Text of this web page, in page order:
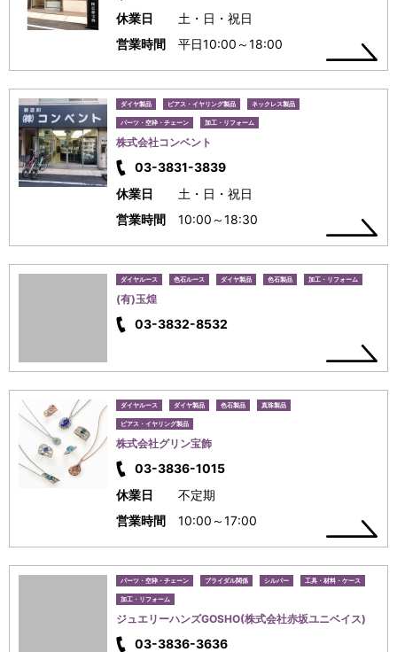
休業日
土・日・祝日
営業時間
平日10:00～18:00
ダイヤ製品 ピアス・イヤリング製品 ネックレス製品
パーツ・空枠・チェーン 加工・リフォーム
株式会社コンベント
03-3831-3839
休業日
土・日・祝日
営業時間
10:00～18:30
ダイヤルース 色石ルース ダイヤ製品 色石製品 加工・リフォーム
(有)玉煌
03-3832-8532
ダイヤルース ダイヤ製品 色石製品 真珠製品
ピアス・イヤリング製品
株式会社グリン宝飾
03-3836-1015
休業日
不定期
営業時間
10:00～17:00
パーツ・空枠・チェーン ブライダル関係 シルバー 工具・材料・ケース
加工・リフォーム
ジュエリーハンズGOSHO(株式会社赤坂ユニベイス)
03-3836-3636